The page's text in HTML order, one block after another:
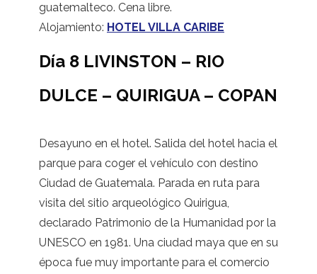
guatemalteco. Cena libre.
Alojamiento: HOTEL VILLA CARIBE
Día 8 LIVINSTON – RIO
DULCE – QUIRIGUA – COPAN
Desayuno en el hotel. Salida del hotel hacia el
parque para coger el vehículo con destino
Ciudad de Guatemala. Parada en ruta para
visita del sitio arqueológico Quirigua,
declarado Patrimonio de la Humanidad por la
UNESCO en 1981. Una ciudad maya que en su
época fue muy importante para el comercio